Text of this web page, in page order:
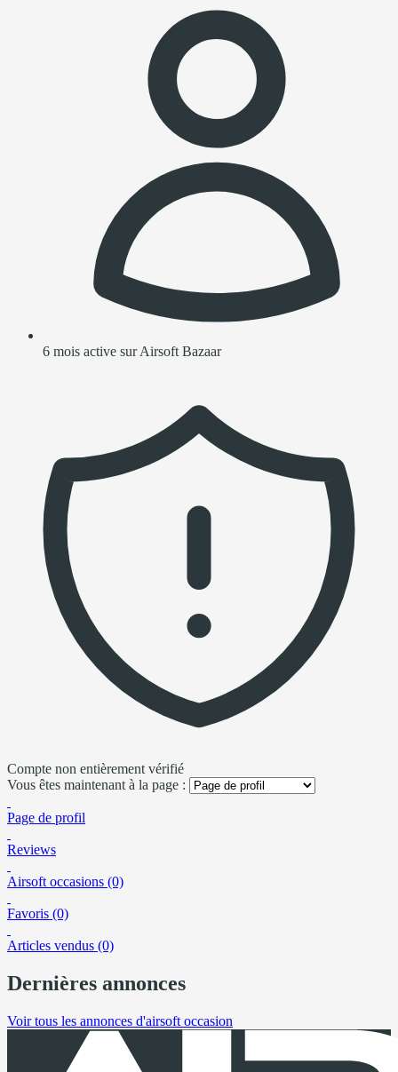
6 mois active sur Airsoft Bazaar
Compte non entièrement vérifié
Vous êtes maintenant à la page :
Page de profil
Reviews
Airsoft occasions (0)
Favoris (0)
Articles vendus (0)
Dernières annonces
Voir tous les annonces d'airsoft occasion